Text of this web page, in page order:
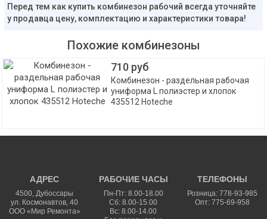
Перед тем как купить комбинезон рабочий всегда уточняйте
у продавца цену, комплектацию и характеристики товара!
Похожие комбинезоны
710 руб
Комбинезон - раздельная рабочая
униформа L полиэстер и хлопок
435512 Hoteche
АДРЕС
4500,Дубоссары
ул. Космонавтов, 40
ООО «Мир Ремонта»
РАБОЧИЕ ЧАСЫ
Пн-Пт: 8.00-18.00
Сб: 8.00-15.00
Вс: 8.00-14.00
ТЕЛЕФОНЫ
Розница: 778-93-985
Опт: 775-69-958